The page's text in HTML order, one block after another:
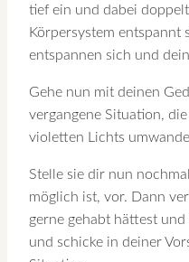
tief ein und dabei
Körpersystem entspannt
entspannen sich und
Gehe nun mit deinen
vergangene Situation,
violetten Lichts
Stelle sie dir nun
möglich ist, vor. Dann
gerne gehabt hättest
und schicke in deiner